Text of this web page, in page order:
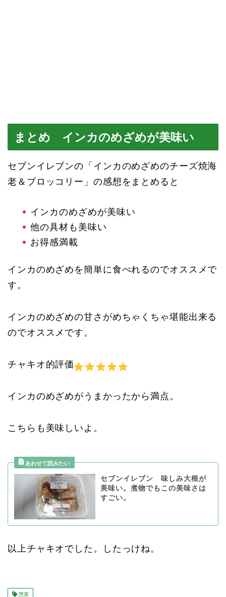
まとめ インカのめざめが美味い
セブンイレブンの「インカのめざめのチーズ焼海
老＆ブロッコリー」の感想をまとめると
インカのめざめが美味い
他の具材も美味い
お得感満載
インカのめざめを簡単に食べれるのでオススメで
す。
インカのめざめの甘さがめちゃくちゃ堪能出来る
のでオススメです。
チャキオ的評価
インカのめざめがうまかったから満点。
こちらも美味しいよ。
セブンイレブン 味しみ大根が
美味い。煮物でもこの美味さは
すごい。
以上チャキオでした。したっけね。
惣菜